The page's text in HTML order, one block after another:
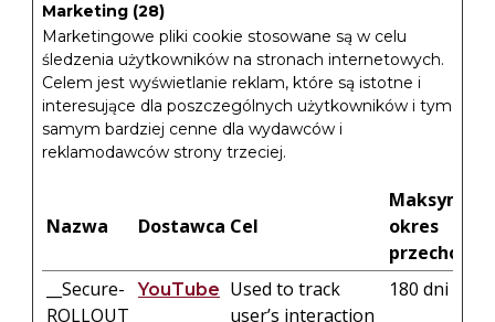
Marketing (28)
Marketingowe pliki cookie stosowane są w celu
śledzenia użytkowników na stronach internetowych.
Celem jest wyświetlanie reklam, które są istotne i
interesujące dla poszczególnych użytkowników i tym
samym bardziej cenne dla wydawców i
reklamodawców strony trzeciej.
Nazwa Dostawca Cel
okres
__Secure-
ROLLOUT
YouTube Used to track
user’s interaction
180 dni